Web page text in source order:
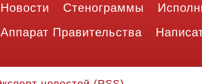
Новости Стенограммы
Аппарат Правительства